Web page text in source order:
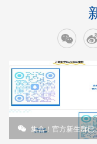
跟着她做科研、拿国
集合！官方新生群已